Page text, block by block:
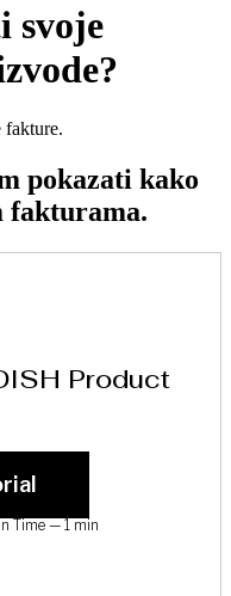
svoje
fakture.
pokazati kako
fakturama.